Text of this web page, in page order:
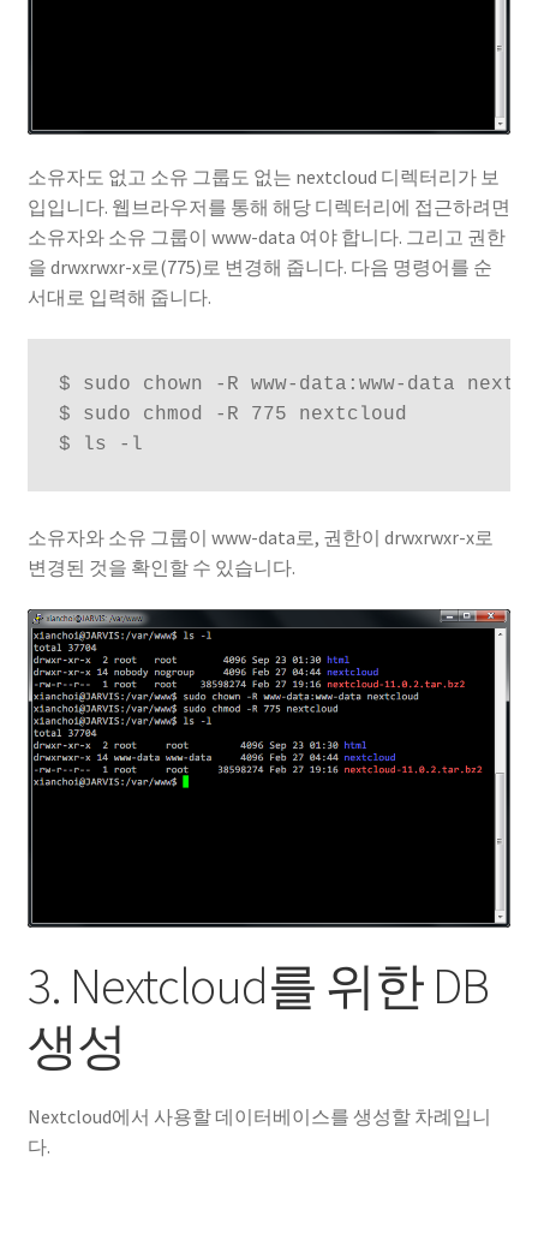
소유자도 없고 소유 그룹도 없는 nextcloud 디렉터리가 보
입입니다. 웹브라우저를 통해 해당 디렉터리에 접근하려면
소유자와 소유 그룹이 www-data 여야 합니다. 그리고 권한
을 drwxrwxr-x로(775)로 변경해 줍니다. 다음 명령어를 순
서대로 입력해 줍니다.
$ sudo chown -R www-data:www-data
$ sudo chmod -R 775 nextcloud
$ ls -l
소유자와 소유 그룹이 www-data로, 권한이 drwxrwxr-x로
변경된 것을 확인할 수 있습니다.
3. Nextcloud를 위한 DB
생성
Nextcloud에서 사용할 데이터베이스를 생성할 차례입니
다.